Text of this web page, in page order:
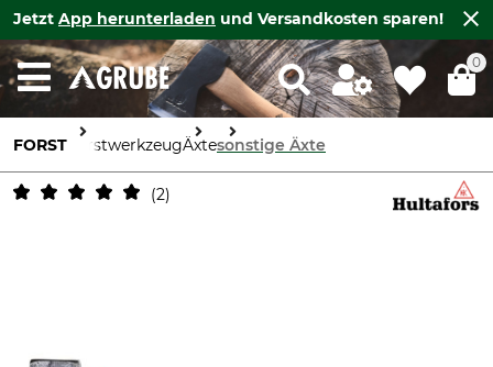
Jetzt App herunterladen und Versandkosten sparen!
0
FORST ForstwerkzeugÄxtesonstige Äxte
2